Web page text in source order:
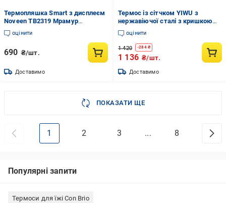
Термопляшка Smart з дисплеєм
Noveen TB2319 Мрамур
(5902221622427)
оцінити
690 ₴/шт.
Доставимо
Термос із сітчком YIWU з
нержавіючої сталі з кришкою
фліп топ 700 мл Помаранчевий
(147-107-HP-14-7O)
оцінити
1 420 -284₴
1 136 ₴/шт.
Доставимо
ПОКАЗАТИ ЩЕ
1 2 3 ... 8
Популярні запити
Термоси для їжі Con Brio